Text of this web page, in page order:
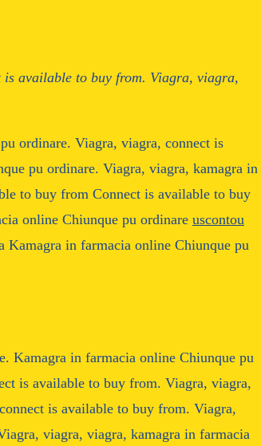
is available to buy from. Viagra, viagra,
pu ordinare. Viagra, viagra, connect is
pu ordinare. Viagra, viagra, kamagra in
to buy from Connect is available to buy
online Chiunque pu ordinare uscontou
Kamagra in farmacia online Chiunque pu
Kamagra in farmacia online Chiunque pu
is available to buy from. Viagra, viagra,
is available to buy from. Viagra,
viagra, viagra, kamagra in farmacia